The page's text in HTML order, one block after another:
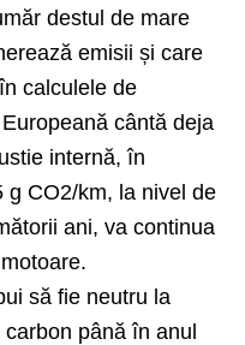
destul de mare
emisii și care
calculele de
cântă deja
internă, în
g CO2/km, la nivel de
ani, va continua
să fie neutru la
până în anul